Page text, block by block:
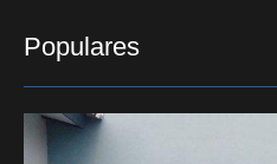
Populares